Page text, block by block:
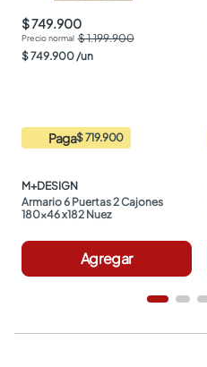
$ 749.900
$ 1.199.900
$749.900 /un
Paga$ 719.900
M+DESIGN
Armario 6 Puertas 2 Cajones
180x46 x182 Nuez
Agregar